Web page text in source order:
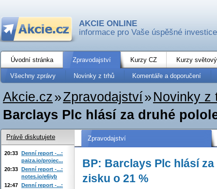
AKCIE ONLINE
informace pro Vaše úspěšné investice
Úvodní stránka Zpravodajství Kurzy CZ Kurzy
Všechny zprávy Novinky z trhů Komentáře a doporučení
Akcie.cz»Zpravodajství» Novinky z
Barclays Plc hlásí za druhé
Zpravodajství
BP: Barclays Plc hlásí
zisku o 21 %
Právě diskutujete
20:33 Denní report -...:
paiza.io/projec...
20:33 Denní report -...:
notes.io/e6iyb
12:47 Denní report -...: